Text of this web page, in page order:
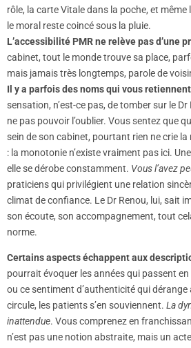
rôle, la carte Vitale dans la poche, et
le moral reste coincé sous la pluie.
L’accessibilité PMR ne relève pas d’une
cabinet, tout le monde trouve sa place,
mais jamais très longtemps, parole de
Il y a parfois des noms qui vous
sensation, n’est-ce pas, de tomber sur le
ne pas pouvoir l’oublier. Vous sentez que
sein de son cabinet, pourtant rien ne crie la
: la monotonie n’existe vraiment pas ici.
elle se dérobe constamment. Vous l’avez
praticiens qui privilégient une relation
climat de confiance. Le Dr Renou, lui, sait
son écoute, son accompagnement, tout
norme.
Certains aspects échappent aux
pourrait évoquer les années qui passent
ou ce sentiment d’authenticité qui
circule, les patients s’en souviennent. La
inattendue. Vous comprenez en
n’est pas une notion abstraite, mais un